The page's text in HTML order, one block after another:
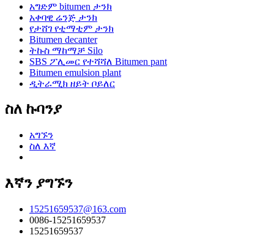
አግድም bitumen ታንክ
አቀባዊ ሬንጅ ታንክ
የታሸገ የቲማቲም ታንክ
Bitumen decanter
ትኩስ ማከማቻ Silo
SBS ፖሊመር የተሻሻለ Bitumen pant
Bitumen emulsion plant
ዲትራሚክ ዘይት ቦይለር
ስለ ኩባንያ
አግኙን
ስለ እኛ
እኛን ያግኙን
15251659537@163.com
0086-15251659537
15251659537